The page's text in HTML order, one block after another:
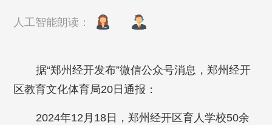
人工智能朗读：
据“郑州经开发布”微信公众号消息，郑州经开
区教育文化体育局20日通报：
2024年12月18日，郑州经开区育人学校50余